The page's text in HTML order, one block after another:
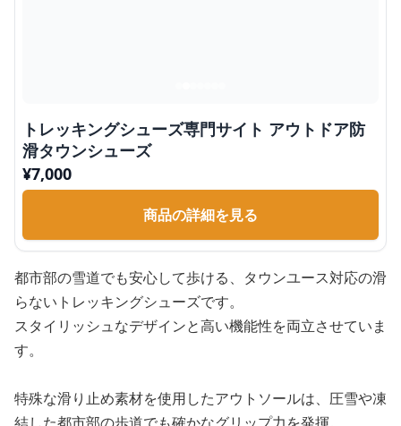
トレッキングシューズ専門サイト アウトドア防
滑タウンシューズ
¥7,000
商品の詳細を見る
都市部の雪道でも安心して歩ける、タウンユース対応の滑
らないトレッキングシューズです。
スタイリッシュなデザインと高い機能性を両立させていま
す。
特殊な滑り止め素材を使用したアウトソールは、圧雪や凍